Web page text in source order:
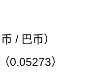
/ 巴币）
0.05273）